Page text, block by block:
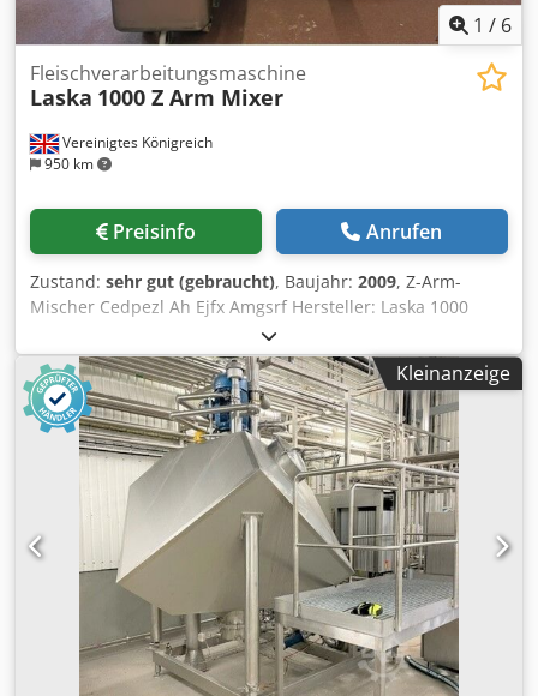
1 / 6
Vereinigtes Königreich
950 km
Fleischverarbeitungsmaschine
Laska 1000 Z Arm Mixer
Preisinfo Anrufen
Zustand: sehr gut (gebraucht), Baujahr: 2009, Z-Arm-
Mischer Cedpezl Ah Ejfx Amgsrf Hersteller: Laska 1000
Liter Baujahr: 2009 Doppelwellenmischer, kippbare
Entleerung Mit Hebevorrichtung für Behälter Ab Werk, voll
funktionsfähig
Kleinanzeige